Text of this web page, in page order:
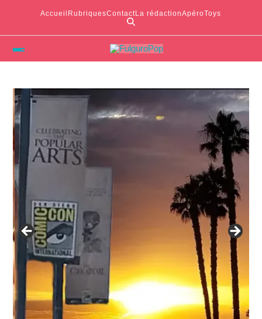
Accueil RubriquesContactLa rédactionApéroToys